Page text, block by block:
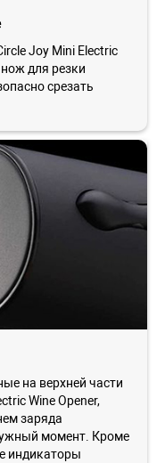
Joy Mini Electric
для резки
срезать
на верхней части
Wine Opener,
заряда
момент. Кроме
индикаторы